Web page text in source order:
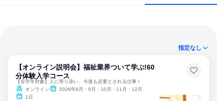
指定なし
【オンライン説明会】福祉業界ついて学ぶ!60
分体験入学コース
【全学年対象】人に寄り添い、今後も必要とされる仕事！
オンライン
2026年8月・9月・10月・11月・12月
1日